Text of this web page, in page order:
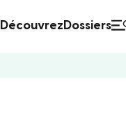
Découvrez Dossiers